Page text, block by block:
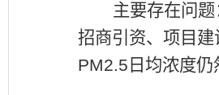
主要存在问
招商引资、项目
PM2.5 日均浓度